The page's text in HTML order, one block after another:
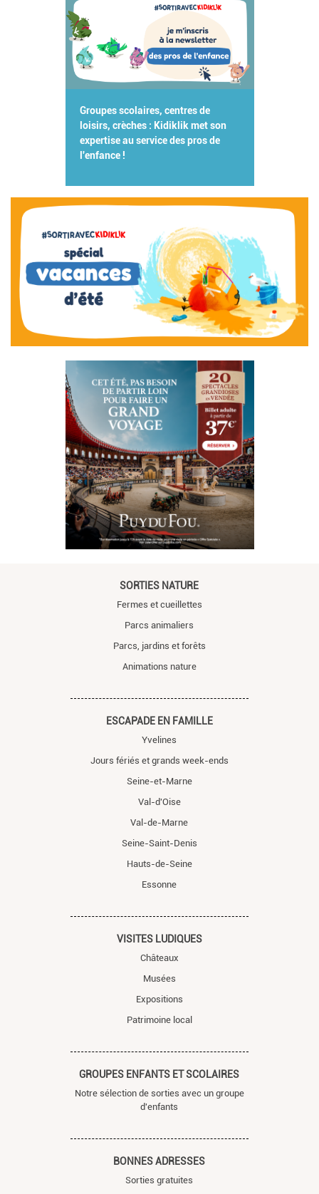
Groupes scolaires, centres de
loisirs, crèches : Kidiklik met son
expertise au service des pros de
l'enfance !
SORTIES NATURE
Fermes et cueillettes
Parcs animaliers
Parcs, jardins et forêts
Animations nature
ESCAPADE EN FAMILLE
Yvelines
Jours fériés et grands week-ends
Seine-et-Marne
Val-d'Oise
Val-de-Marne
Seine-Saint-Denis
Hauts-de-Seine
Essonne
VISITES LUDIQUES
Châteaux
Musées
Expositions
Patrimoine local
GROUPES ENFANTS ET SCOLAIRES
Notre sélection de sorties avec un groupe
d'enfants
BONNES ADRESSES
Sorties gratuites